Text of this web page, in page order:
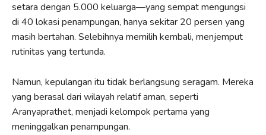
setara dengan 5.000 keluarga—yang sempat mengungsi
di 40 lokasi penampungan, hanya sekitar 20 persen yang
masih bertahan. Selebihnya memilih kembali, menjemput
rutinitas yang tertunda.
Namun, kepulangan itu tidak berlangsung seragam. Mereka
yang berasal dari wilayah relatif aman, seperti
Aranyaprathet, menjadi kelompok pertama yang
meninggalkan penampungan.